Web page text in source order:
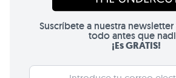
Suscríbete a nuestra
todo antes que
¡Es GRATIS!